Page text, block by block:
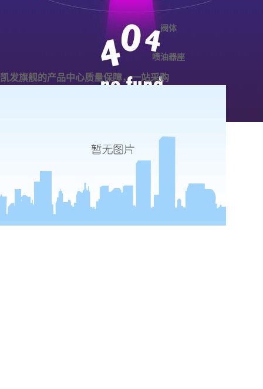
阀体
喷油器座
凯发旗舰的产品中心质量保障，一站采购